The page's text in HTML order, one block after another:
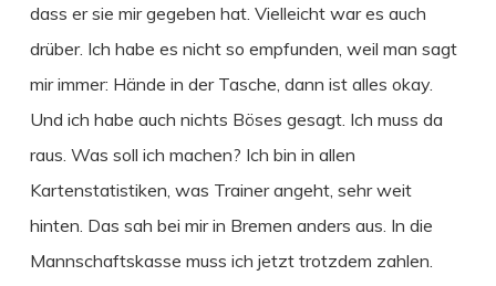
dass er sie mir gegeben hat. Vielleicht war es auch
drüber. Ich habe es nicht so empfunden, weil man sagt
mir immer: Hände in der Tasche, dann ist alles okay.
Und ich habe auch nichts Böses gesagt. Ich muss da
raus. Was soll ich machen? Ich bin in allen
Kartenstatistiken, was Trainer angeht, sehr weit
hinten. Das sah bei mir in Bremen anders aus. In die
Mannschaftskasse muss ich jetzt trotzdem zahlen.